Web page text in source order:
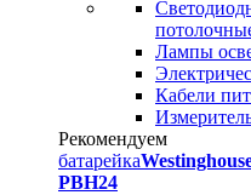
Лампы
Кабели
Рекомендуем
батарейка
PBH24